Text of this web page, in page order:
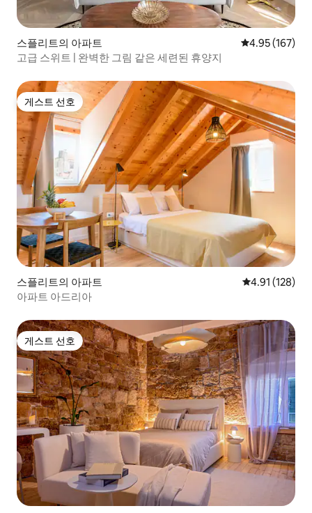
스플리트의 아파트 평점 4.95점(5
4.95 (167)
고급 스위트 | 완벽한 그림 같은 세련된 휴양지
게스트 선호
게스트 선호
스플리트의 아파트 평점 4.91점(5
4.91 (128)
아파트 아드리아
게스트 선호
게스트 선호